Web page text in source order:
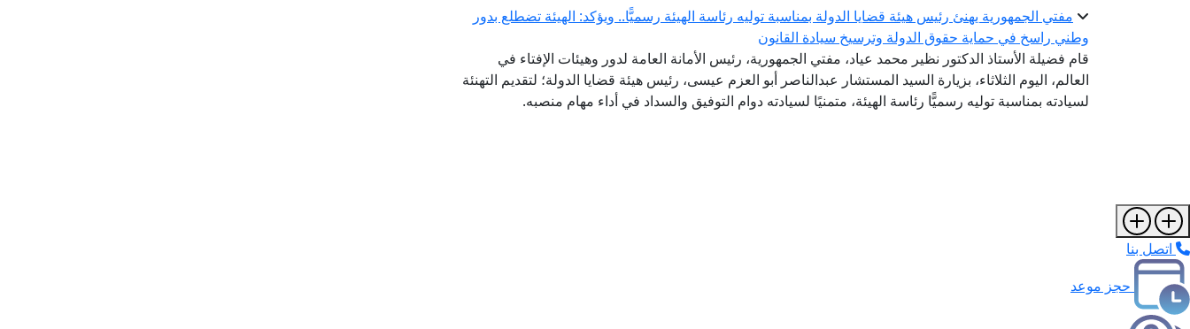
مفتي الجمهورية يهنئ رئيس هيئة قضايا الدولة بمناسبة توليه رئاسة الهيئة رسميًّا.. ويؤكد: الهيئة تضطلع بدور
وطني راسخ في حماية حقوق الدولة وترسيخ سيادة القانون
قام فضيلة الأستاذ الدكتور نظير محمد عياد، مفتي الجمهورية، رئيس الأمانة العامة لدور وهيئات الإفتاء في
العالم، اليوم الثلاثاء، بزيارة السيد المستشار عبدالناصر أبو العزم عيسى، رئيس هيئة قضايا الدولة؛ لتقديم التهنئة
لسيادته بمناسبة توليه رسميًّا رئاسة الهيئة، متمنيًا لسيادته دوام التوفيق والسداد في أداء مهام منصبه.
اتصل بنا
حجز موعد